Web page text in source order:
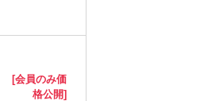
[会員のみ価
格公開]